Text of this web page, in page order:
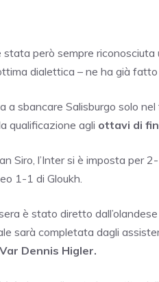
stata però sempre riconosciuta
dialettica – ne ha già
a sbancare Salisburgo solo
qualificazione agli ottavi di
Siro, l’Inter si è imposta per
1-1 di Gloukh.
è stato diretto dall’olandese
sarà completata dagli
Dennis Higler.